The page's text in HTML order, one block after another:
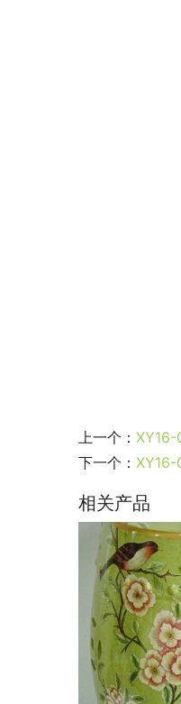
上一个： XY16-
下一个： XY16-
相关产品